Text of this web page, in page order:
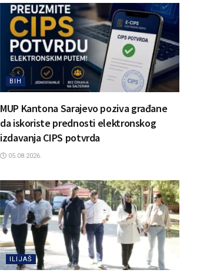
BIH
MUP Kantona Sarajevo poziva građane
da iskoriste prednosti elektronskog
izdavanja CIPS potvrda
05.08.2026.
ILIJAŠ